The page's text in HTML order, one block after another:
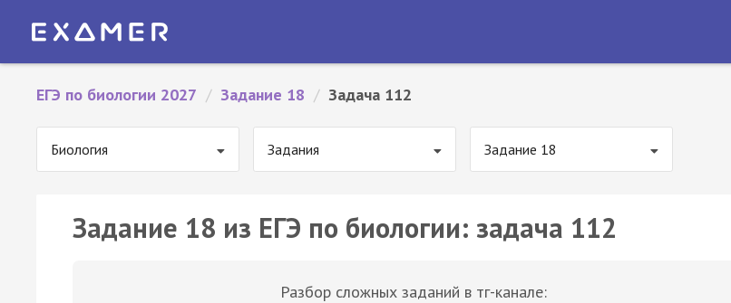
ЕГЭ по биологии 2027 / Задание 18 / Задача 112
Биология Задания Задание 18
Задание 18 из ЕГЭ по биологии: задача 112
Разбор сложных заданий в тг-канале: